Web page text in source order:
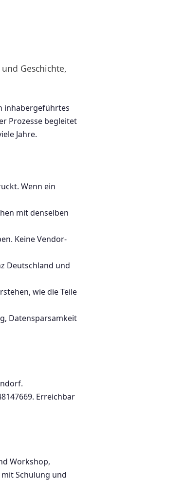
Geschichte,
inhabergeführtes
Prozesse begleitet
Jahre.
Wenn ein
mit denselben
Keine Vendor-
Deutschland und
wie die Teile
Datensparsamkeit
Erreichbar
Workshop,
Schulung und